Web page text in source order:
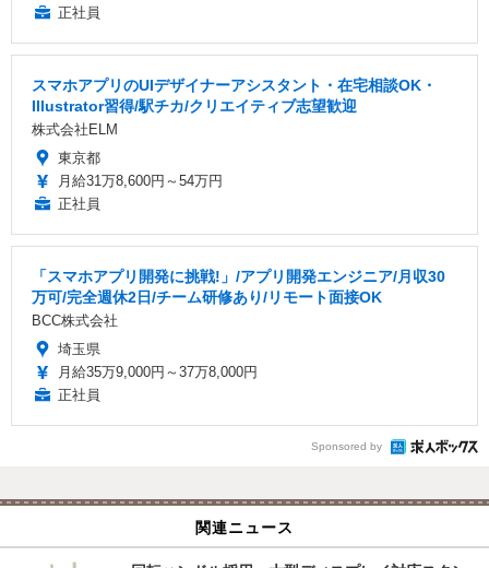
正社員
スマホアプリのUIデザイナーアシスタント・在宅相談OK・
Illustrator習得/駅チカ/クリエイティブ志望歓迎
株式会社ELM
東京都
月給31万8,600円～54万円
正社員
「スマホアプリ開発に挑戦!」/アプリ開発エンジニア/月収30
万可/完全週休2日/チーム研修あり/リモート面接OK
BCC株式会社
埼玉県
月給35万9,000円～37万8,000円
正社員
Sponsored by
関連ニュース